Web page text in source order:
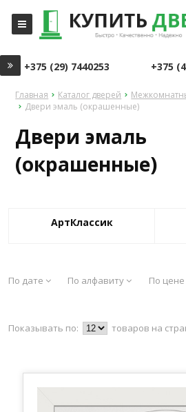
+375 (29) 7440253 +375
Главная Каталог дверей
Двери эмаль (окрашенные)
Двери эмаль
(окрашенные)
АртКлассик
По дате По алфавиту По цене
Показывать по: товаров на